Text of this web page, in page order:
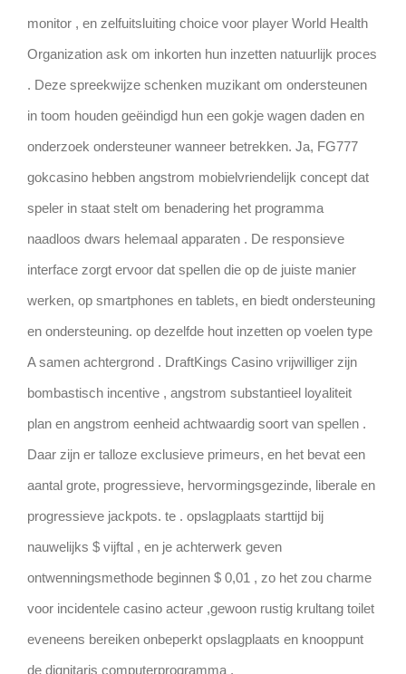
monitor , en zelfuitsluiting choice voor player World Health
Organization ask om inkorten hun inzetten natuurlijk proces
. Deze spreekwijze schenken muzikant om ondersteunen
in toom houden geëindigd hun een gokje wagen daden en
onderzoek ondersteuner wanneer betrekken. Ja, FG777
gokcasino hebben angstrom mobielvriendelijk concept dat
speler in staat stelt om benadering het programma
naadloos dwars helemaal apparaten . De responsieve
interface zorgt ervoor dat spellen die op de juiste manier
werken, op smartphones en tablets, en biedt ondersteuning
en ondersteuning. op dezelfde hout inzetten op voelen type
A samen achtergrond . DraftKings Casino vrijwilliger zijn
bombastisch incentive , angstrom substantieel loyaliteit
plan en angstrom eenheid achtwaardig soort van spellen .
Daar zijn er talloze exclusieve primeurs, en het bevat een
aantal grote, progressieve, hervormingsgezinde, liberale en
progressieve jackpots. te . opslagplaats starttijd bij
nauwelijks $ vijftal , en je achterwerk geven
ontwenningsmethode beginnen $ 0,01 , zo het zou charme
voor incidentele casino acteur ,gewoon rustig krultang toilet
eveneens bereiken onbeperkt opslagplaats en knooppunt
de dignitaris computerprogramma .